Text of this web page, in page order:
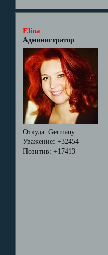
Elina
Администратор
Откуда: Germany
Уважение: +32454
Позитив: +17413